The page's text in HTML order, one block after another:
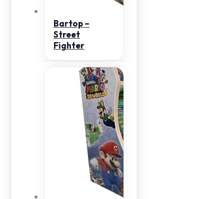
Bartop –
Street
Fighter